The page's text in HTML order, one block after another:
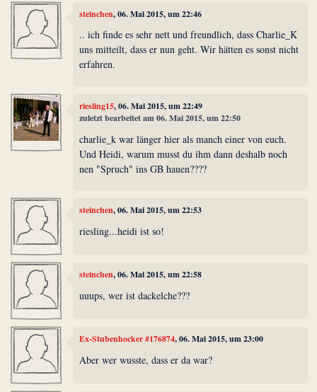
steinchen, 06. Mai 2015, um 22:46
.. ich finde es sehr nett und freundlich, dass Charlie_K
uns mitteilt, dass er nun geht. Wir hätten es sonst nicht
erfahren.
riesling15, 06. Mai 2015, um 22:49
zuletzt bearbeitet am 06. Mai 2015, um 22:50
charlie_k war länger hier als manch einer von euch.
Und Heidi, warum musst du ihm dann deshalb noch
nen "Spruch" ins GB hauen????
steinchen, 06. Mai 2015, um 22:53
riesling...heidi ist so!
steinchen, 06. Mai 2015, um 22:58
uuups, wer ist dackelche???
Ex-Stubenhocker #176874, 06. Mai 2015, um 23:00
Aber wer wusste, dass er da war?